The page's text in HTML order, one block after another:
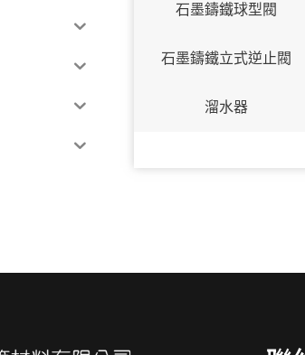
石墨鑄鐵球型閥
石墨鑄鐵立式逆止閥
溜水器